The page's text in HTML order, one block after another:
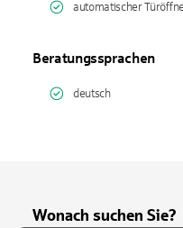
automatischer
Beratungssprachen
deutsch
Wonach suchen Sie?